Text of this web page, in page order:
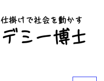
​仕掛けで社会を動かす
​デミー博士